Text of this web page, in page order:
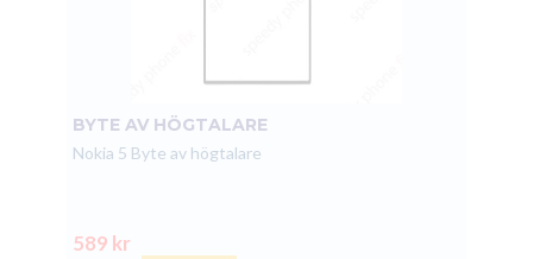
BYTE AV HÖGTALARE
Nokia 5 Byte av högtalare
589 kr